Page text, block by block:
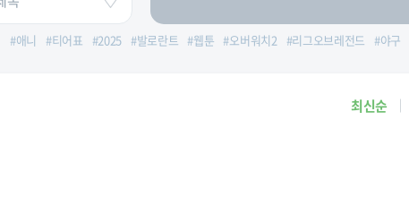
#애니 #티어표 #2025 #발로란트 #웹툰 #오버워치2 #리그오브레전드 #야구
최신순